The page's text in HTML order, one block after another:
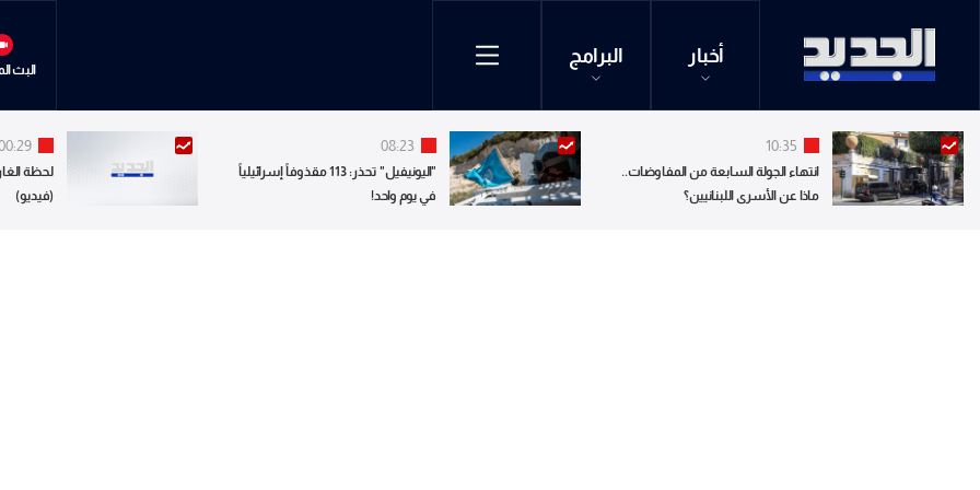
أخبار البرامج
البث
10:35
انتهاء الجولة السابعة من المفاوضات..
ماذا عن الأسرى اللبنانيين؟
08:23
"اليونيفيل" تحذر: 113 مقذوفاً إسرائيلياً
في يوم واحد!
لحظة
(فيديو)